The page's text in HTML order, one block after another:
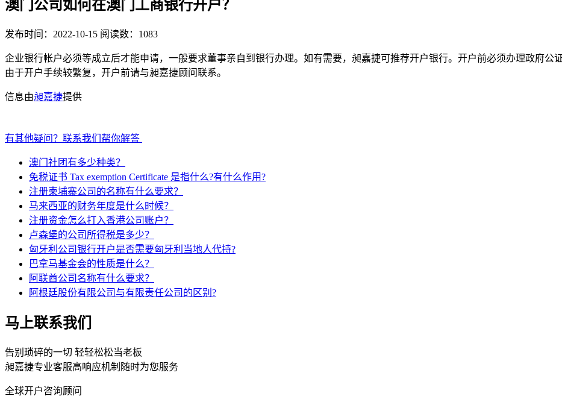
澳门公司如何在澳门工商银行开户？
发布时间：2022-10-15 阅读数：1083
企业银行帐户必须等成立后才能申请，一般要求董事亲自到银行办理。如有需要，昶嘉捷可推荐开户银行。开户前必须办理政府公
由于开户手续较繁复，开户前请与昶嘉捷顾问联系。
信息由昶嘉捷提供
有其他疑问？联系我们帮你解答
澳门社团有多少种类？
免税证书 Tax exemption Certificate 是指什么?有什么作用?
注册柬埔寨公司的名称有什么要求？
马来西亚的财务年度是什么时候？
注册资金怎么打入香港公司账户？
卢森堡的公司所得税是多少？
匈牙利公司银行开户是否需要匈牙利当地人代持?
巴拿马基金会的性质是什么？
阿联酋公司名称有什么要求？
阿根廷股份有限公司与有限责任公司的区别?
马上联系我们
告别琐碎的一切 轻轻松松当老板
昶嘉捷专业客服高响应机制随时为您服务
全球开户咨询顾问